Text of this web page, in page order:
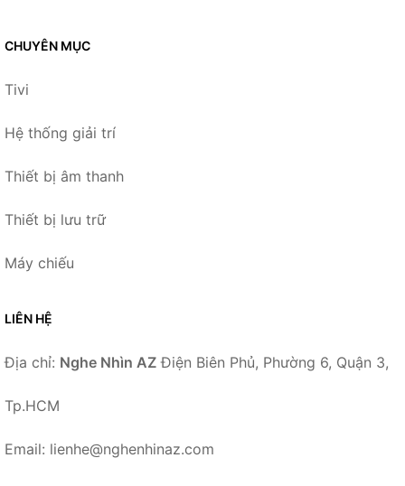
CHUYÊN MỤC
Tivi
Hệ thống giải trí
Thiết bị âm thanh
Thiết bị lưu trữ
Máy chiếu
LIÊN HỆ
Địa chỉ: Nghe Nhìn AZ Điện Biên Phủ, Phường 6, Quận 3,
Tp.HCM
Email: lienhe@nghenhinaz.com